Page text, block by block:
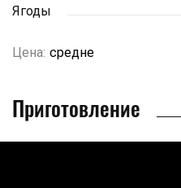
Ягоды
Цена: средне
Приготовление